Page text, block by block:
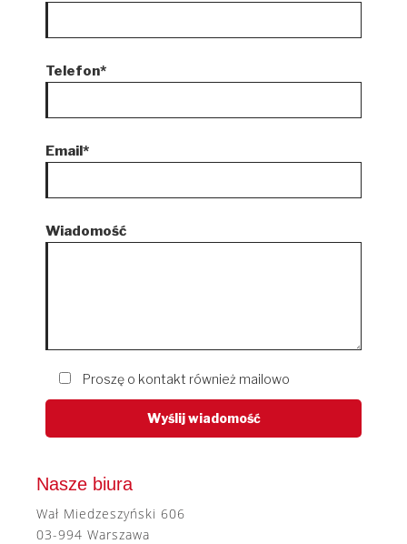
Telefon*
Email*
Wiadomość
Proszę o kontakt również mailowo
Nasze biura
Wał Miedzeszyński 606
03-994 Warszawa